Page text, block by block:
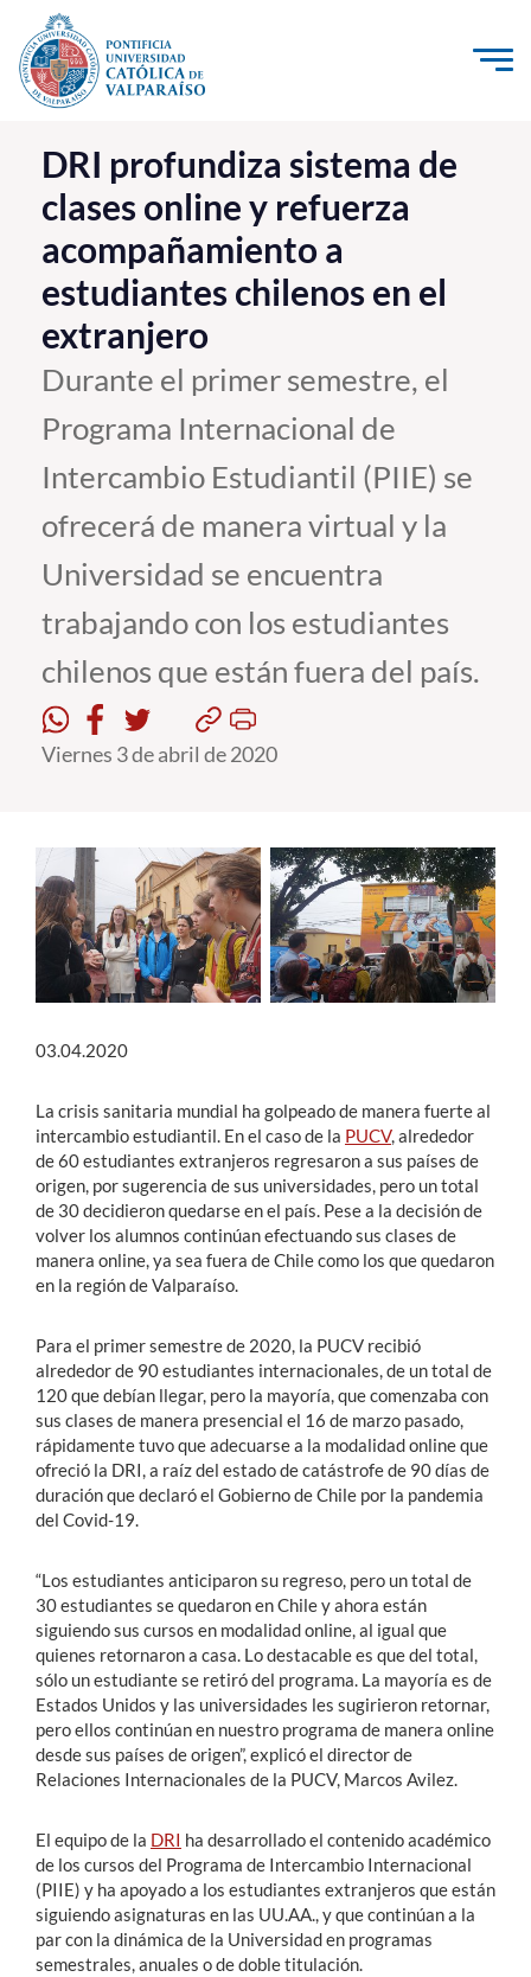
Click acá para ir directamente al contenido
La Universidad
Investigación, Creación e Innovación
PUCV Internacional
Vinculación con el Medio
Admisión
Pregrado
Postgrado
Formación Continua
Académicos
Funcionarios
Alumni
DRI profundiza sistema de
clases online y refuerza
acompañamiento a
estudiantes chilenos en el
extranjero
Durante el primer semestre, el
Programa Internacional de
Intercambio Estudiantil (PIIE) se
ofrecerá de manera virtual y la
Universidad se encuentra
trabajando con los estudiantes
chilenos que están fuera del país.
Viernes 3 de abril de 2020
03.04.2020
La crisis sanitaria mundial ha golpeado de manera fuerte al
intercambio estudiantil. En el caso de la PUCV, alrededor
de 60 estudiantes extranjeros regresaron a sus países de
origen, por sugerencia de sus universidades, pero un total
de 30 decidieron quedarse en el país. Pese a la decisión de
volver los alumnos continúan efectuando sus clases de
manera online, ya sea fuera de Chile como los que quedaron
en la región de Valparaíso.
Para el primer semestre de 2020, la PUCV recibió
alrededor de 90 estudiantes internacionales, de un total de
120 que debían llegar, pero la mayoría, que comenzaba con
sus clases de manera presencial el 16 de marzo pasado,
rápidamente tuvo que adecuarse a la modalidad online que
ofreció la DRI, a raíz del estado de catástrofe de 90 días de
duración que declaró el Gobierno de Chile por la pandemia
del Covid-19.
“Los estudiantes anticiparon su regreso, pero un total de
30 estudiantes se quedaron en Chile y ahora están
siguiendo sus cursos en modalidad online, al igual que
quienes retornaron a casa. Lo destacable es que del total,
sólo un estudiante se retiró del programa. La mayoría es de
Estados Unidos y las universidades les sugirieron retornar,
pero ellos continúan en nuestro programa de manera online
desde sus países de origen”, explicó el director de
Relaciones Internacionales de la PUCV, Marcos Avilez.
El equipo de la DRI ha desarrollado el contenido académico
de los cursos del Programa de Intercambio Internacional
(PIIE) y ha apoyado a los estudiantes extranjeros que están
siguiendo asignaturas en las UU.AA., y que continúan a la
par con la dinámica de la Universidad en programas
semestrales, anuales o de doble titulación.